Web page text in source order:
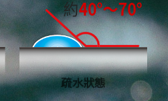
疏水狀態